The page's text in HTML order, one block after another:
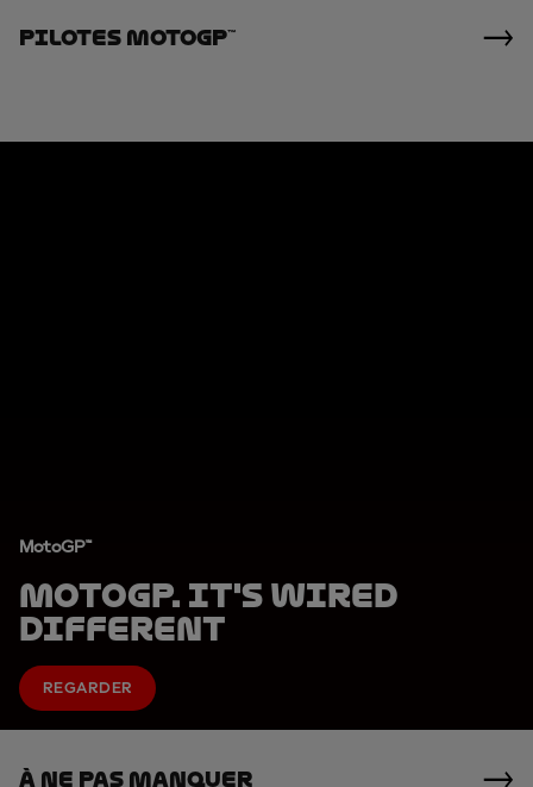
Pilotes MotoGP™
MotoGP™
MotoGP. It's Wired
Different
REGARDER
À Ne Pas Manquer